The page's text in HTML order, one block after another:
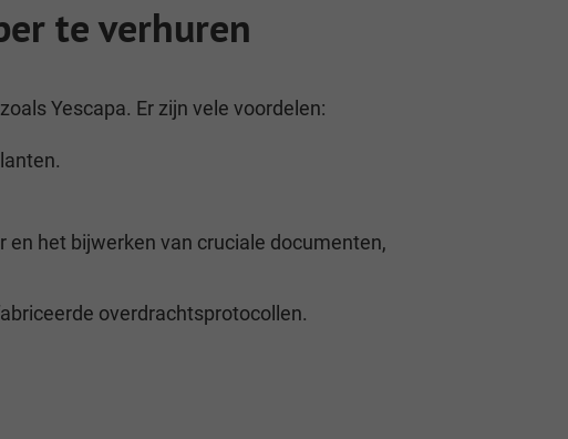
te verhuren
Yescapa. Er zijn vele voordelen:
het bijwerken van cruciale documenten,
overdrachtsprotocollen.